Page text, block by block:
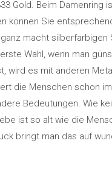
Gold. Beim Damenring
können Sie
macht
Wahl, wenn man
es mit anderen
die Menschen schon
Bedeutungen. Wie
ist so alt wie die
bringt man das auf